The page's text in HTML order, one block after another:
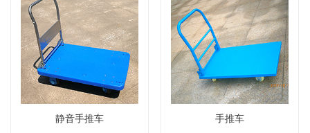
静音手推车 手推车